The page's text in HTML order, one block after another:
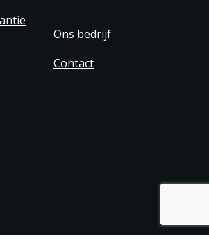
Ons bedrijf
Contact